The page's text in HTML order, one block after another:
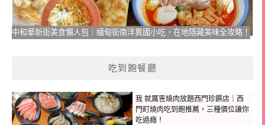
中和華新街美食懶人包｜緬甸街南洋異國小吃，在地隱藏美味全攻略！
吃到飽餐廳
我 就厲害燒肉放題西門珍饌店｜西
門町燒肉吃到飽推薦，三種價位讓你
吃過癮！